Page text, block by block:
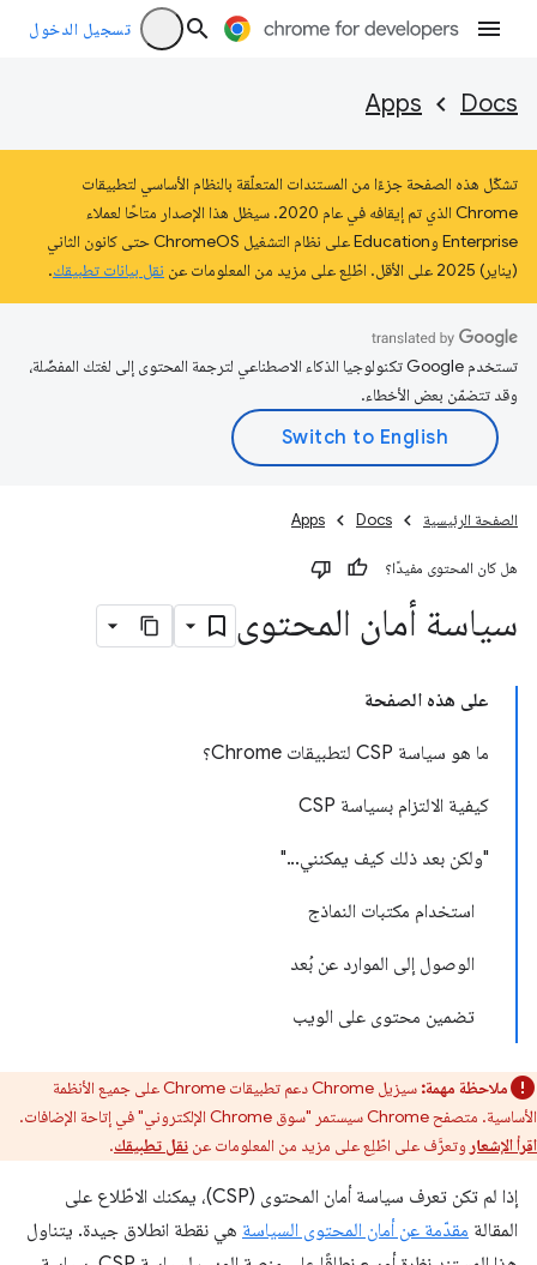
تسجيل الدخول
Docs
Apps
تشكّل هذه الصفحة جزءًا من المستندات المتعلّقة بالنظام الأساسي لتطبيقات
Chrome الذي تم إيقافه في عام 2020. سيظل هذا الإصدار متاحًا لعملاء
Enterprise وEducation على نظام التشغيل ChromeOS حتى كانون الثاني
(يناير) 2025 على الأقل. اطّلِع على مزيد من المعلومات عن
نقل بيانات تطبيقك.
تستخدم Google تكنولوجيا الذكاء الاصطناعي لترجمة المحتوى إلى لغتك المفضّلة،
وقد تتضمّن بعض الأخطاء.
الصفحة الرئيسية Docs
Apps
هل كان المحتوى مفيدًا؟
سياسة أمان المحتوى
على هذه الصفحة
ما هو سياسة CSP لتطبيقات Chrome؟
كيفية الالتزام بسياسة CSP
"ولكن بعد ذلك كيف يمكنني..."
استخدام مكتبات النماذج
الوصول إلى الموارد عن بُعد
تضمين محتوى على الويب
ملاحظة مهمة:
سيزيل Chrome دعم تطبيقات Chrome على جميع الأنظمة
الأساسية. متصفح Chrome سيستمر "سوق Chrome الإلكتروني" في إتاحة الإضافات.
اقرأ الإشعار وتعرَّف على اطّلِع على مزيد من المعلومات عن نقل تطبيقك.
إذا لم تكن تعرف سياسة أمان المحتوى (CSP)، يمكنك الاطّلاع على
المقالة مقدّمة عن أمان المحتوى السياسة هي نقطة انطلاق جيدة. يتناول